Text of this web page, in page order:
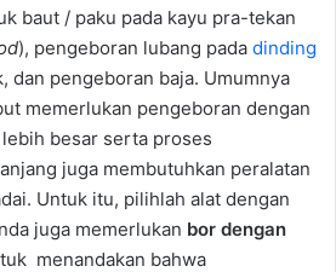
baut / paku pada kayu pra-tekan
), pengeboran lubang pada dinding
dan pengeboran baja. Umumnya
memerlukan pengeboran dengan
besar serta proses
juga membutuhkan peralatan
Untuk itu, pilihlah alat dengan
juga memerlukan bor dengan
menandakan bahwa